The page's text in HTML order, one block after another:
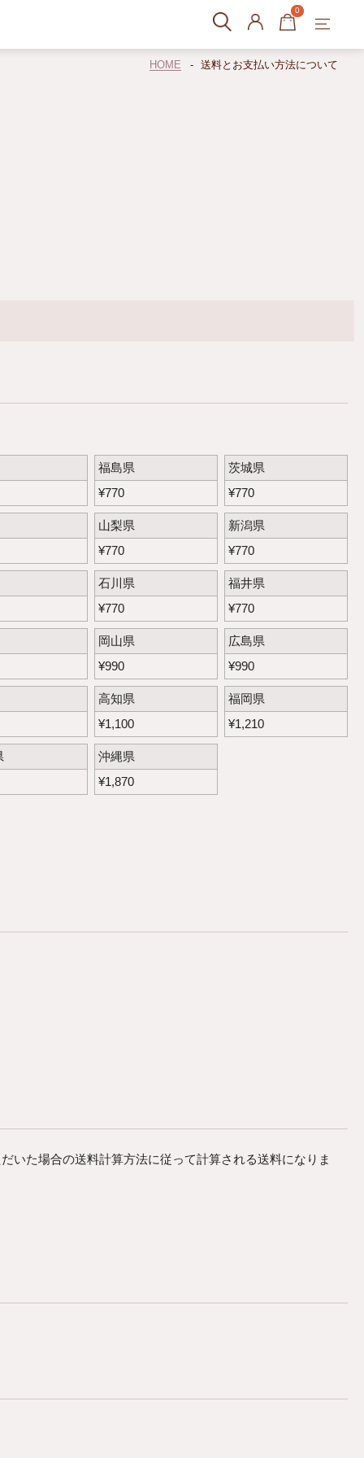
0
HOME 送料とお支払い方法について
福島県
¥770
茨城県
¥770
山梨県
¥770
新潟県
¥770
石川県
¥770
福井県
¥770
岡山県
¥990
広島県
¥990
高知県
¥1,100
福岡県
¥1,210
沖縄県
¥1,870
いた場合の送料計算方法に従って計算される送料になりま